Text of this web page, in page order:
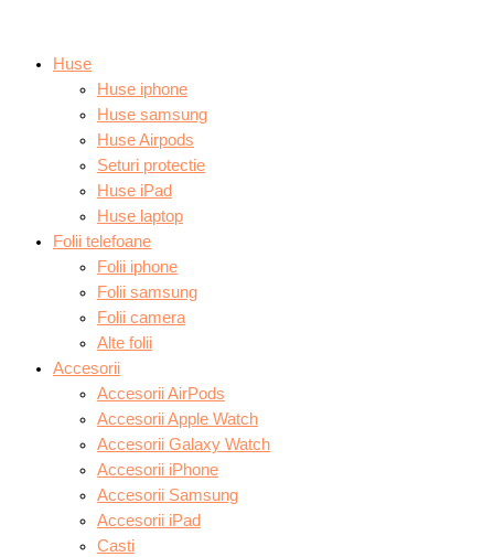
Huse
Huse iphone
Huse samsung
Huse Airpods
Seturi protectie
Huse iPad
Huse laptop
Folii telefoane
Folii iphone
Folii samsung
Folii camera
Alte folii
Accesorii
Accesorii AirPods
Accesorii Apple Watch
Accesorii Galaxy Watch
Accesorii iPhone
Accesorii Samsung
Accesorii iPad
Casti